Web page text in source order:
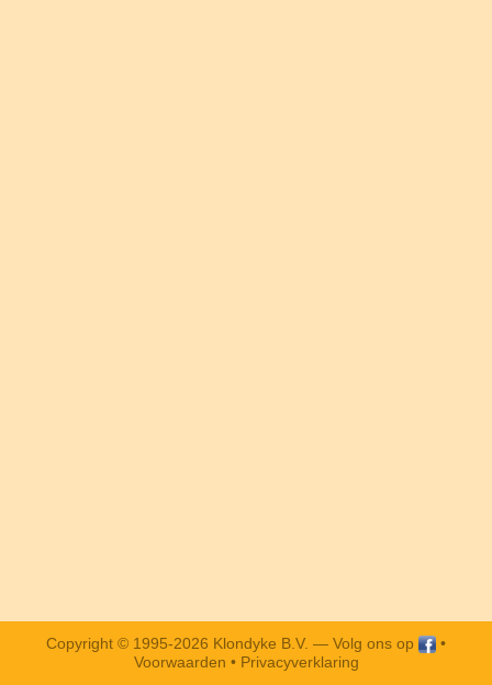
Copyright © 1995-2026 Klondyke B.V. — Volg ons op
•
Voorwaarden • Privacyverklaring